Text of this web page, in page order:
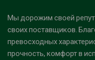
Мы дорожим своей
своих поставщиков.
превосходных
прочность, комфорт в